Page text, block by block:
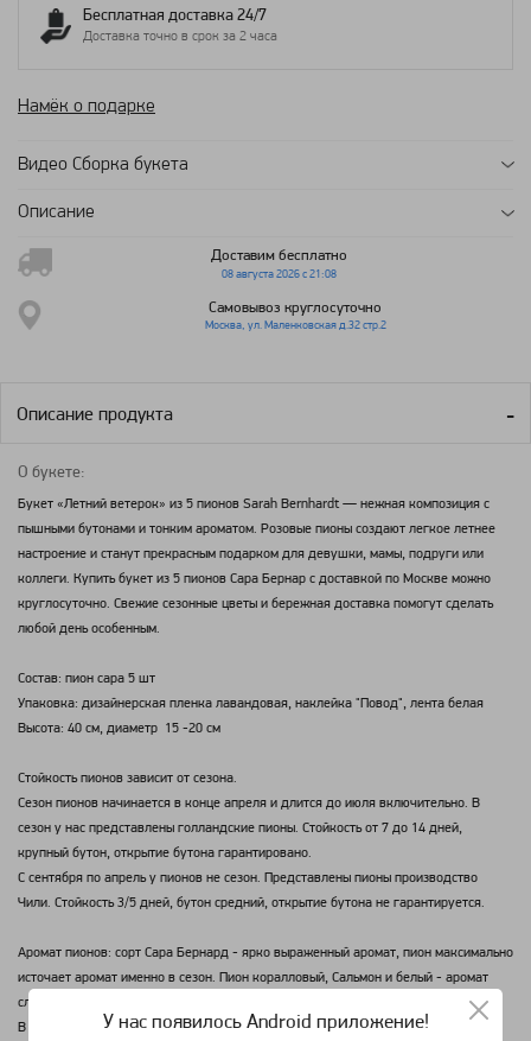
Бесплатная доставка 24/7
Доставка точно в срок за 2 часа
Намёк о подарке
Видео Сборка букета
Описание
Доставим бесплатно
08 августа 2026 с 21:08
Самовывоз круглосуточно
Москва, ул. Маленковская д.32 стр.2
Описание продукта
О букете:
Букет «Летний ветерок» из 5 пионов Sarah Bernhardt — нежная композиция с
пышными бутонами и тонким ароматом. Розовые пионы создают легкое летнее
настроение и станут прекрасным подарком для девушки, мамы, подруги или
коллеги. Купить букет из 5 пионов Сара Бернар с доставкой по Москве можно
круглосуточно. Свежие сезонные цветы и бережная доставка помогут сделать
любой день особенным.
Состав: пион сара 5 шт
Упаковка: дизайнерская пленка лавандовая, наклейка "Повод", лента белая
Высота: 40 см, диаметр 15 -20 см
Стойкость пионов зависит от сезона.
Сезон пионов начинается в конце апреля и длится до июля включительно. В
сезон у нас представлены голландские пионы. Стойкость от 7 до 14 дней,
крупный бутон, открытие бутона гарантировано.
С сентября по апрель у пионов не сезон. Представлены пионы производство
Чили. Стойкость 3/5 дней, бутон средний, открытие бутона не гарантируется.
Аромат пионов: сорт Сара Бернард - ярко выраженный аромат, пион максимально
источает аромат именно в сезон. Пион коралловый, Сальмон и белый - аромат
слабый, еле ощутимый.
В зимний период времени пионы обладают еле ощутимым ароматом.
У нас появилось Android приложение!